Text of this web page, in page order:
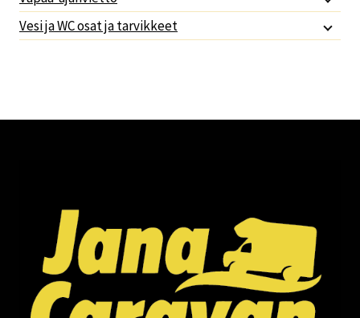
Vesi ja WC osat ja tarvikkeet